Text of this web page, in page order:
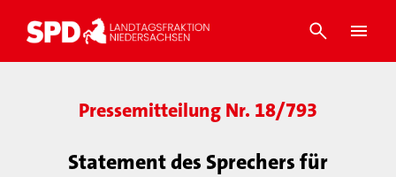
Pressemitteilung Nr. 18/793
Statement des Sprechers für